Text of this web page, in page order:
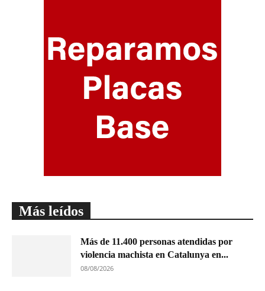
Más leídos
Más de 11.400 personas atendidas por
violencia machista en Catalunya en...
08/08/2026